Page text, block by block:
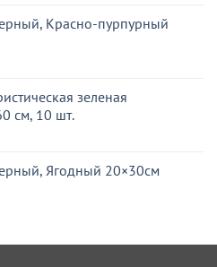
Красно-пурпурный
зеленая
см, 10 шт.
Ягодный 20×30см